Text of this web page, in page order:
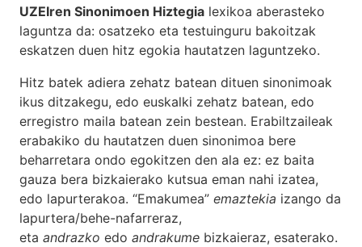
UZEIren Sinonimoen Hiztegia lexikoa aberasteko
laguntza da: osatzeko eta testuinguru bakoitzak
eskatzen duen hitz egokia hautatzen laguntzeko.
Hitz batek adiera zehatz batean dituen sinonimoak
ikus ditzakegu, edo euskalki zehatz batean, edo
erregistro maila batean zein bestean. Erabiltzaileak
erabakiko du hautatzen duen sinonimoa bere
beharretara ondo egokitzen den ala ez: ez baita
gauza bera bizkaierako kutsua eman nahi izatea,
edo lapurterakoa. “Emakumea” emaztekia izango da
lapurtera/behe-nafarreraz,
eta andrazko edo andrakume bizkaieraz, esaterako.